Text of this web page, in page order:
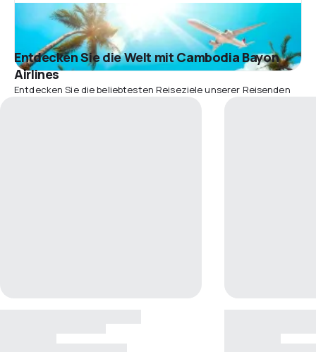
Entdecken Sie die Welt mit Cambodia Bayon
Airlines
Entdecken Sie die beliebtesten Reiseziele unserer Reisenden